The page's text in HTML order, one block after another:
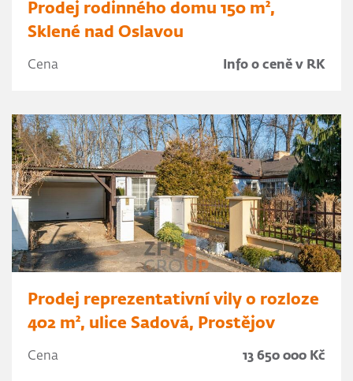
Prodej rodinného domu 150 m²,
Sklené nad Oslavou
Cena Info o ceně v RK
Prodej reprezentativní vily o rozloze
402 m², ulice Sadová, Prostějov
Cena 13 650 000 Kč